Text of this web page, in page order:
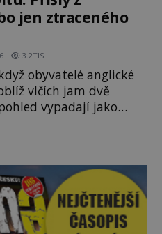
jen ztraceného
3.2TIS
obyvatelé anglické
vlčích jam dvě
vypadají jako
výjimku. Jejich
mluví
středověké Anglie a ani
není